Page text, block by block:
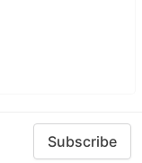
Subscribe